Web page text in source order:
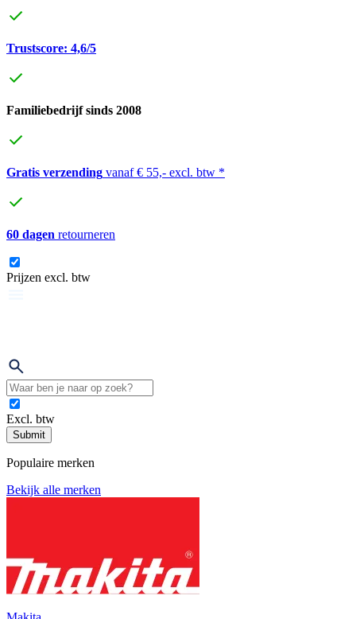
Trustscore: 4,6/5
Familiebedrijf sinds 2008
Gratis verzending vanaf € 55,- excl. btw *
60 dagen retourneren
Prijzen excl. btw
Excl. btw
Submit
Populaire merken
Bekijk alle merken